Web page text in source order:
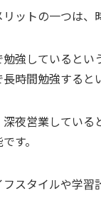
ットの一つは、
強していると
時間勉強すると
夜営業してい
す。
スタイルや学